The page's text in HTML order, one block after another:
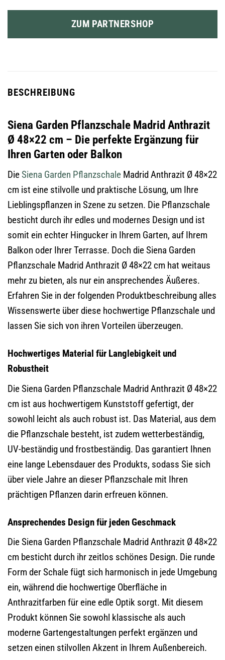
ZUM PARTNERSHOP
BESCHREIBUNG
Siena Garden Pflanzschale Madrid Anthrazit
Ø 48×22 cm – Die perfekte Ergänzung für
Ihren Garten oder Balkon
DieSiena Garden Pflanzschale Madrid Anthrazit Ø 48×22
cm ist eine stilvolle und praktische Lösung, um Ihre
Lieblingspflanzen in Szene zu setzen. Die Pflanzschale
besticht durch ihr edles und modernes Design und ist
somit ein echter Hingucker in Ihrem Garten, auf Ihrem
Balkon oder Ihrer Terrasse. Doch die Siena Garden
Pflanzschale Madrid Anthrazit Ø 48×22 cm hat weitaus
mehr zu bieten, als nur ein ansprechendes Äußeres.
Erfahren Sie in der folgenden Produktbeschreibung alles
Wissenswerte über diese hochwertige Pflanzschale und
lassen Sie sich von ihren Vorteilen überzeugen.
Hochwertiges Material für Langlebigkeit und
Robustheit
Die Siena Garden Pflanzschale Madrid Anthrazit Ø 48×22
cm ist aus hochwertigem Kunststoff gefertigt, der
sowohl leicht als auch robust ist. Das Material, aus dem
die Pflanzschale besteht, ist zudem wetterbeständig,
UV-beständig und frostbeständig. Das garantiert Ihnen
eine lange Lebensdauer des Produkts, sodass Sie sich
über viele Jahre an dieser Pflanzschale mit Ihren
prächtigen Pflanzen darin erfreuen können.
Ansprechendes Design für jeden Geschmack
Die Siena Garden Pflanzschale Madrid Anthrazit Ø 48×22
cm besticht durch ihr zeitlos schönes Design. Die runde
Form der Schale fügt sich harmonisch in jede Umgebung
ein, während die hochwertige Oberfläche in
Anthrazitfarben für eine edle Optik sorgt. Mit diesem
Produkt können Sie sowohl klassische als auch
moderne Gartengestaltungen perfekt ergänzen und
setzen einen stilvollen Akzent in Ihrem Außenbereich.